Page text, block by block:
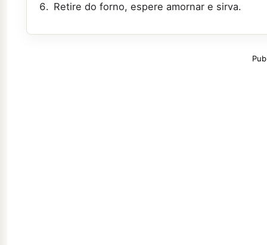
Retire do forno, espere amornar e sirva.